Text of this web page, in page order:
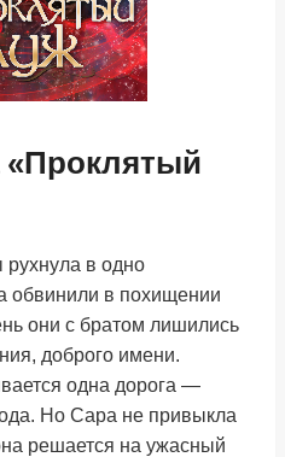
«Проклятый
в одно
обвинили в похищении
они с братом лишились
доброго имени.
одна дорога —
Но Сара не привыкла
решается на ужасный